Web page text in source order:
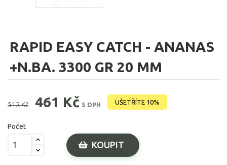
RAPID EASY CATCH - ANANAS
+N.BA. 3300 GR 20 MM
512 Kč 461 Kč S DPH UŠETŘÍTE 10%
Počet
KOUPIT